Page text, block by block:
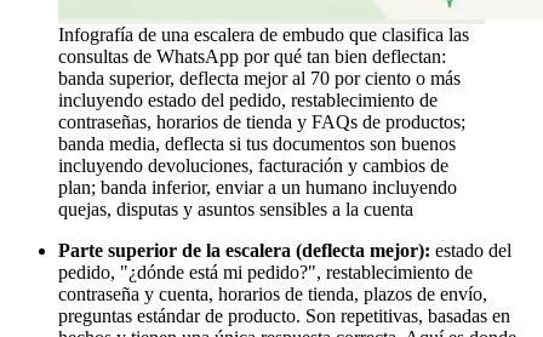
Infografía de una escalera de embudo que clasifica las
consultas de WhatsApp por qué tan bien deflectan:
banda superior, deflecta mejor al 70 por ciento o más
incluyendo estado del pedido, restablecimiento de
contraseñas, horarios de tienda y FAQs de productos;
banda media, deflecta si tus documentos son buenos
incluyendo devoluciones, facturación y cambios de
plan; banda inferior, enviar a un humano incluyendo
quejas, disputas y asuntos sensibles a la cuenta
Parte superior de la escalera (deflecta mejor): estado del
pedido, "¿dónde está mi pedido?", restablecimiento de
contraseña y cuenta, horarios de tienda, plazos de envío,
preguntas estándar de producto. Son repetitivas, basadas en